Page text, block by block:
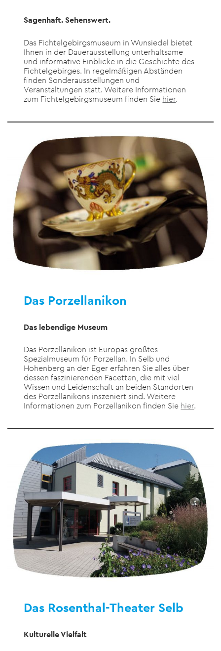
Sagenhaft. Sehenswert.
Das Fichtelgebirgsmuseum in Wunsiedel bietet
Ihnen in der Dauerausstellung unterhaltsame
und informative Einblicke in die Geschichte des
Fichtelgebirges. In regelmäßigen Abständen
finden Sonderausstellungen und
Veranstaltungen statt. Weitere Informationen
zum Fichtelgebirgsmuseum finden Sie hier.
Das Porzellanikon
Das lebendige Museum
Das Porzellanikon ist Europas größtes
Spezialmuseum für Porzellan. In Selb und
Hohenberg an der Eger erfahren Sie alles über
dessen faszinierenden Facetten, die mit viel
Wissen und Leidenschaft an beiden Standorten
des Porzellanikons inszeniert sind. Weitere
Informationen zum Porzellanikon finden Sie hier.
Das Rosenthal-Theater Selb
Kulturelle Vielfalt